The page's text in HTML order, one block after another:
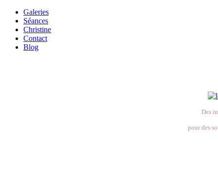
Galeries
Séances
Christine
Contact
Blog
Des
pour des